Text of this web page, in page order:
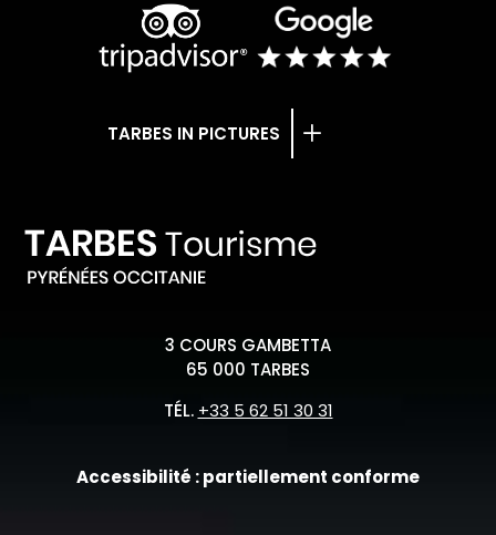
TARBES IN PICTURES
3 COURS GAMBETTA
65 000 TARBES
TÉL. +33 5 62 51 30 31
Accessibilité : partiellement conforme